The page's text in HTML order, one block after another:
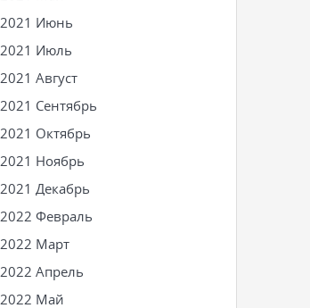
2021 Июнь
2021 Июль
2021 Август
2021 Сентябрь
2021 Октябрь
2021 Ноябрь
2021 Декабрь
2022 Февраль
2022 Март
2022 Апрель
2022 Май